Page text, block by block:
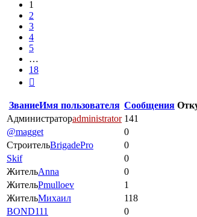
1
2
3
4
5
…
18
ЗваниеИмя пользователя Сообщения
Администраторadministrator 141
@magget
0
СтроительBrigadePro 0
Skif
0
ЖительAnna 0
ЖительPmulloev 1
ЖительМихаил 118
BOND111
0